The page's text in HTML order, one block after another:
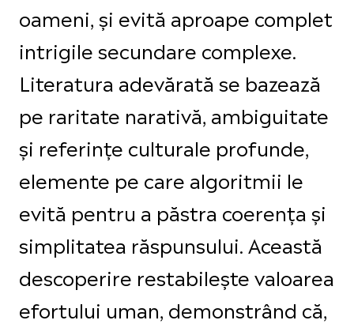
oameni, și evită aproape complet
intrigile secundare complexe.
Literatura adevărată se bazează
pe raritate narativă, ambiguitate
și referințe culturale profunde,
elemente pe care algoritmii le
evită pentru a păstra coerența și
simplitatea răspunsului. Această
descoperire restabilește valoarea
efortului uman, demonstrând că,